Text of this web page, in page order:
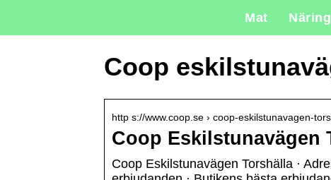
Mat Näring
Coop
http s://www.coop.se › coop-eskilstunavagen-
Coop Eskilstunavägen
Coop Eskilstunavägen Torshälla ·